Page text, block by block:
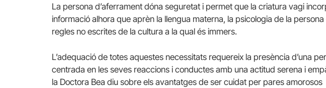
La persona d’aferrament dóna seguretat i permet que la criatura vagi
informació alhora que aprèn la llengua materna, la psicologia de la persona
regles no escrites de la cultura a la qual és immers.
L’adequació de totes aquestes necessitats requereix la presència d’una
centrada en les seves reaccions i conductes amb una actitud serena i
la Doctora Bea diu sobre els avantatges de ser cuidat per pares amorosos